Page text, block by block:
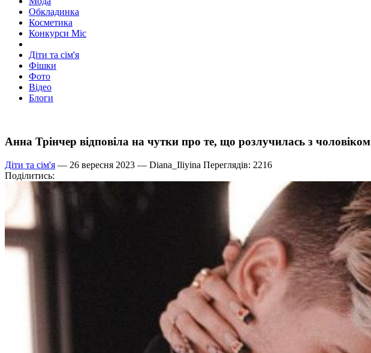
Обкладинка
Косметика
Конкурси Міс
Діти та сім'я
Фішки
Фото
Відео
Блоги
Анна Трінчер відповіла на чутки про те, що розлучилась з чоловіком
Діти та сім'я — 26 вересня 2023 — Diana_Iliyina Переглядів: 2216
Поділитись: